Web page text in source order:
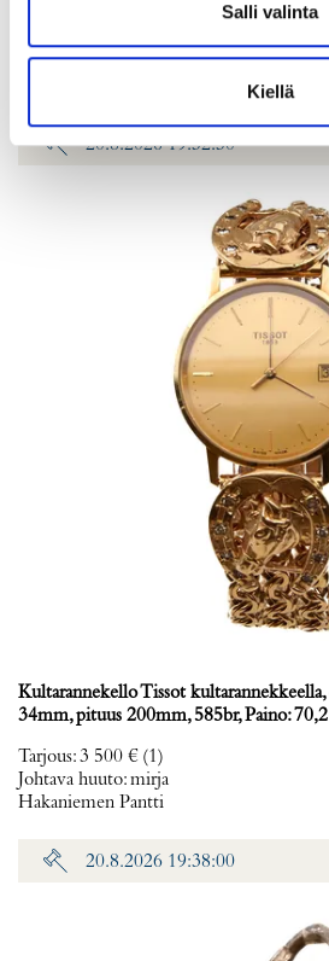
Salli valinta
Kiellä
Lähtöhinta:2 200 €
Johtava huuto:-
20.8.2026 19:32:30
Kultarannekello Tissot
34mm, pituus 200mm, 585br, Paino:
Tarjous:3 500 € (1)
Johtava huuto:mirja
Hakaniemen Pantti
20.8.2026 19:38:00